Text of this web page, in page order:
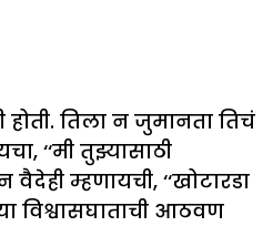
तिला न जुमानता तिचं
‘‘मी तुझ्यासाठी
म्हणायची, ‘‘खोटारडा
विश्वासघाताची आठवण